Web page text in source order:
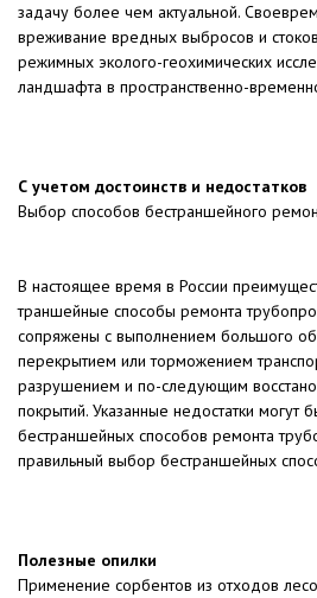
задачу более чем актуальной.
вреживание вредных выбросов и
режимных эколого-геохимических
ландшафта в пространственно-
С учетом достоинств и недостатков
Выбор способов бестраншейного
В настоящее время в России
траншейные способы ремонта
сопряжены с выполнением большого
перекрытием или торможением
разрушением и по-следующим
покрытий. Указанные недостатки могут
бестраншейных способов ремонта
правильный выбор бестраншейных
Полезные опилки
Применение сорбентов из отходов